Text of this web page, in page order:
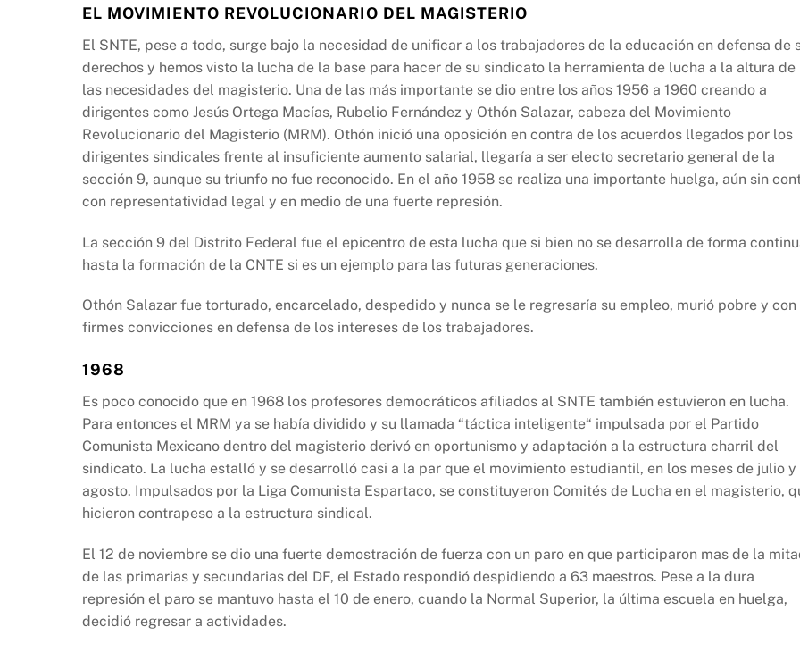
EL MOVIMIENTO REVOLUCIONARIO DEL MAGISTERIO
El SNTE, pese a todo, surge bajo la necesidad de unificar a los trabajadores de la educación en defensa de
derechos y hemos visto la lucha de la base para hacer de su sindicato la herramienta de lucha a la altura de
las necesidades del magisterio. Una de las más importante se dio entre los años 1956 a 1960 creando a
dirigentes como Jesús Ortega Macías, Rubelio Fernández y Othón Salazar, cabeza del Movimiento
Revolucionario del Magisterio (MRM). Othón inició una oposición en contra de los acuerdos llegados por los
dirigentes sindicales frente al insuficiente aumento salarial, llegaría a ser electo secretario general de la
sección 9, aunque su triunfo no fue reconocido. En el año 1958 se realiza una importante huelga, aún sin
con representatividad legal y en medio de una fuerte represión.
La sección 9 del Distrito Federal fue el epicentro de esta lucha que si bien no se desarrolla de forma
hasta la formación de la CNTE si es un ejemplo para las futuras generaciones.
Othón Salazar fue torturado, encarcelado, despedido y nunca se le regresaría su empleo, murió pobre y con
firmes convicciones en defensa de los intereses de los trabajadores.
1968
Es poco conocido que en 1968 los profesores democráticos afiliados al SNTE también estuvieron en lucha.
Para entonces el MRM ya se había dividido y su llamada “táctica inteligente“ impulsada por el Partido
Comunista Mexicano dentro del magisterio derivó en oportunismo y adaptación a la estructura charril del
sindicato. La lucha estalló y se desarrolló casi a la par que el movimiento estudiantil, en los meses de julio y
agosto. Impulsados por la Liga Comunista Espartaco, se constituyeron Comités de Lucha en el magisterio,
hicieron contrapeso a la estructura sindical.
El 12 de noviembre se dio una fuerte demostración de fuerza con un paro en que participaron mas de la
de las primarias y secundarias del DF, el Estado respondió despidiendo a 63 maestros. Pese a la dura
represión el paro se mantuvo hasta el 10 de enero, cuando la Normal Superior, la última escuela en huelga,
decidió regresar a actividades.